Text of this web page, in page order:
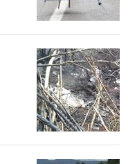
MOJ